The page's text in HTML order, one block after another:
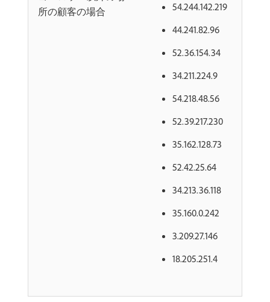
所の顧客の場合
54.244.142.219
44.241.82.96
52.36.154.34
34.211.224.9
54.218.48.56
52.39.217.230
35.162.128.73
52.42.25.64
34.213.36.118
35.160.0.242
3.209.27.146
18.205.251.4